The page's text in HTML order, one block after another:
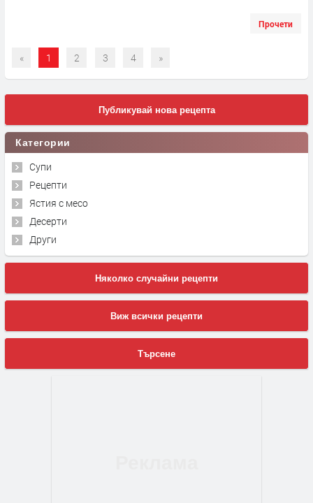
Прочети
« 1 2 3 4 »
Публикувай нова рецепта
Категории
Супи
Рецепти
Ястия с месо
Десерти
Други
Няколко случайни рецепти
Виж всички рецепти
Търсене